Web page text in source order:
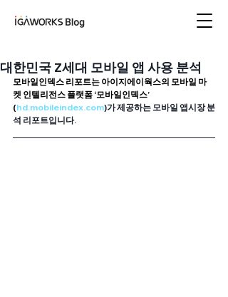
대한민국 Z세대 모바일 앱 사용 분석
모바일인덱스 리포트는 아이지에이웍스의 모바일 마
켓 인텔리전스 플랫폼 ‘모바일인덱스’
(hd.mobileindex.com)가 제공하는 모바일 앱시장 분
석 리포트입니다.